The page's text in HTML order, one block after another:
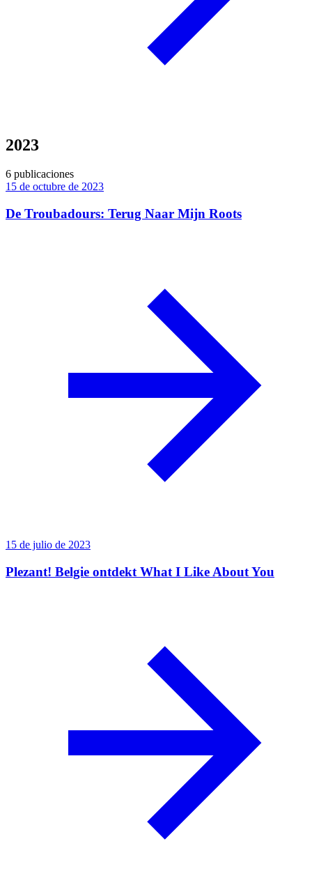
2023
6 publicaciones
15 de octubre de 2023
De Troubadours: Terug Naar Mijn Roots
15 de julio de 2023
Plezant! Belgie ontdekt What I Like About You